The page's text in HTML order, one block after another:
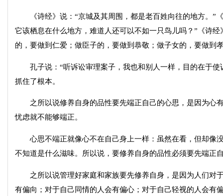
《诗经》说：“京城及其周围，都是老百姓向往的地方。”《
它该栖息在什么地方，难道人还可以不如一只鸟儿吗？”《诗
的，要做到仁爱；做臣子的，要做到恭敬；做子女的，要做到
孔子说：“听诉讼审理案子，我也和别人一样，目的在于使
抓住了根本。
之所以说修养自身的品性要先端正自己的心思，是因为心
忧虑就不能够端正。
心思不端正就像心不在自己身上一样：虽然在看，但却像
不知道是什么滋味。所以说，要修养自身的品性必须要先端正
之所以说管理好家庭和家族要先修养自身，是因为人们对
有偏向；对于自己同情的人会有偏心；对于自己轻视的人会有